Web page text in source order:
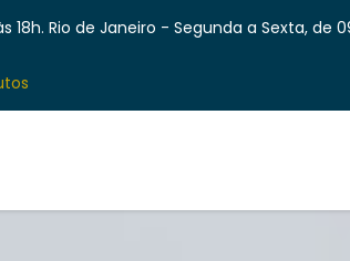
Rio de Janeiro - Segunda a Sexta, de